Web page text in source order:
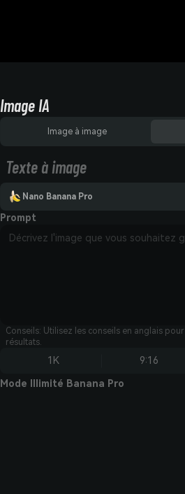
Image IA
Image à image
Texte à image
Nano Banana Pro
Prompt
Conseils: Utilisez les conseils en anglais
résultats.
1K 9:16
Mode Illimité Banana Pro